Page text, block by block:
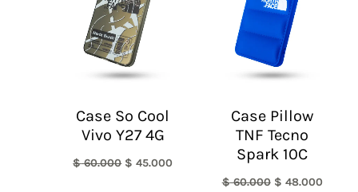
Case So Cool
Vivo Y27 4G
$60.000 $ 45.000
Case Pillow
TNF Tecno
Spark 10C
$60.000 $ 48.000